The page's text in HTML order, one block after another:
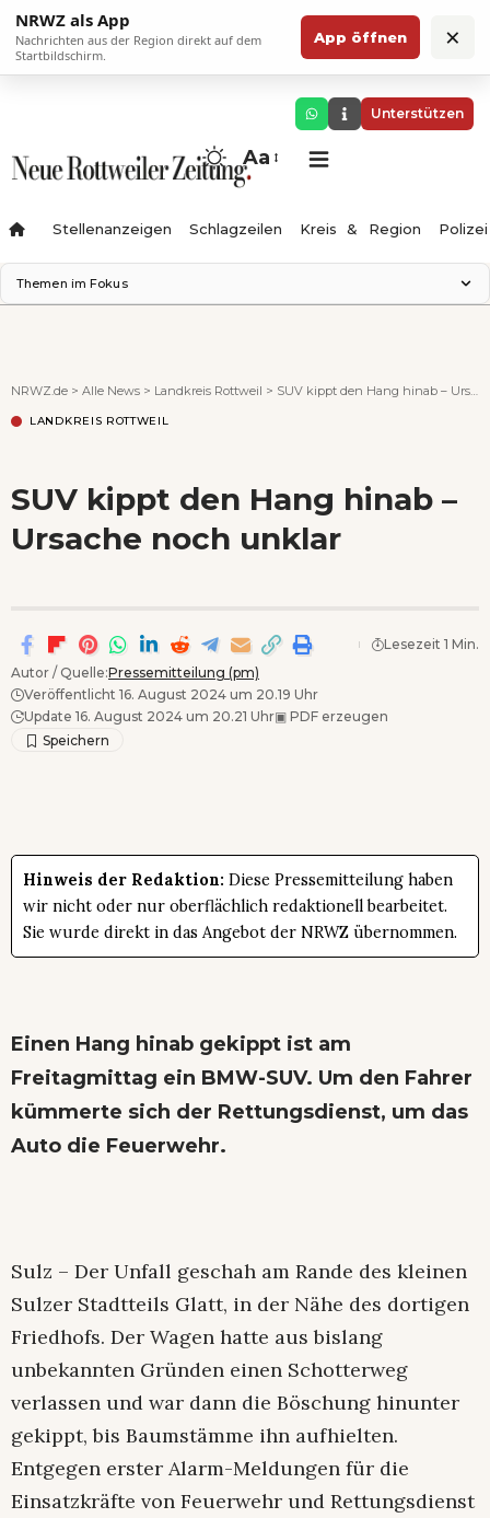
NRWZ als App
Nachrichten aus der Region direkt auf dem
Startbildschirm.
App öffnen ×
Unterstützen
Aa
Stellenanzeigen Schlagzeilen Kreis & Region Polizei
Themen im Fokus
Ferienzauber '26
Testturm
Wenn Orte erzählen ...
NRWZ.de > Alle News > Landkreis Rottweil > SUV kippt den Hang hinab – Ursache noch unklar
LANDKREIS ROTTWEIL
SUV kippt den Hang hinab –
Ursache noch unklar
Autor / Quelle:Pressemitteilung (pm)
Veröffentlicht 16. August 2024 um 20.19 Uhr
Update 16. August 2024 um 20.21 Uhr▣ PDF erzeugen
Lesezeit 1 Min.
Hinweis der Redaktion: Diese Pressemitteilung haben
wir nicht oder nur oberflächlich redaktionell bearbeitet.
Sie wurde direkt in das Angebot der NRWZ übernommen.
Einen Hang hinab gekippt ist am
Freitagmittag ein BMW-SUV. Um den Fahrer
kümmerte sich der Rettungsdienst, um das
Auto die Feuerwehr.
Sulz – Der Unfall geschah am Rande des kleinen
Sulzer Stadtteils Glatt, in der Nähe des dortigen
Friedhofs. Der Wagen hatte aus bislang
unbekannten Gründen einen Schotterweg
verlassen und war dann die Böschung hinunter
gekippt, bis Baumstämme ihn aufhielten.
Entgegen erster Alarm-Meldungen für die
Einsatzkräfte von Feuerwehr und Rettungsdienst